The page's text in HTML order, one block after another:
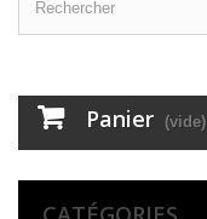
Panier (vide)